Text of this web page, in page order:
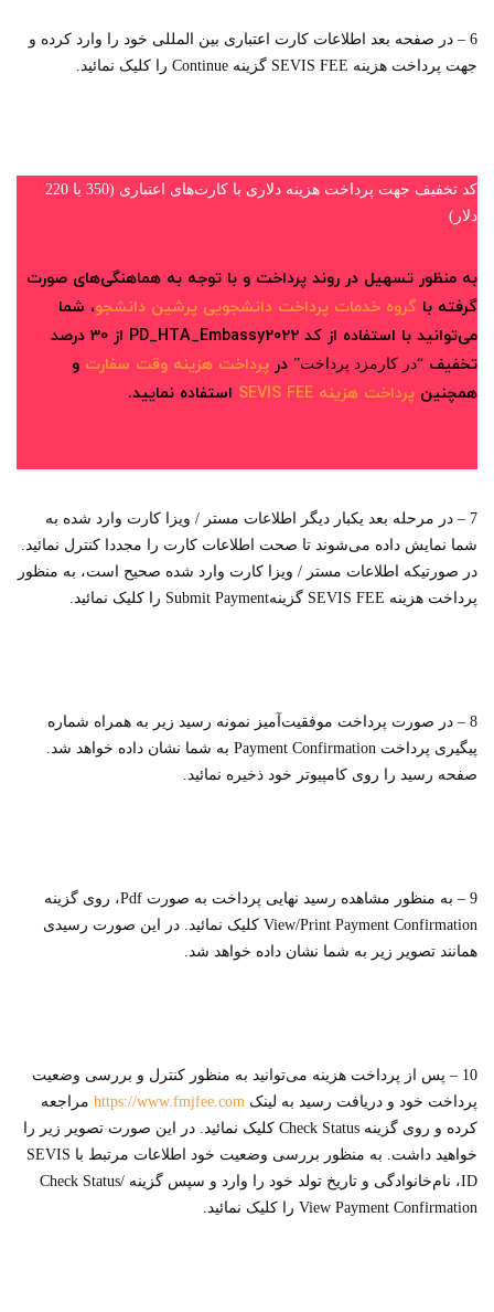
6 – در صفحه بعد اطلاعات کارت اعتباری بین المللی خود را وارد کرده و
جهت پرداخت هزینه SEVIS FEE گزینه Continue را کلیک نمائید.
کد تخفیف جهت پرداخت هزینه دلاری با کارت‌های اعتباری (350 یا 220
دلار)
به منظور تسهیل در روند پرداخت و با توجه به هماهنگی‌های صورت
گرفته با گروه خدمات پرداخت دانشجویی پرشین دانشجو، شما
می‌توانید با استفاده از کد PD_HTA_Embassy2022 از 30 درصد
تخفیف “در کارمزد پرداخت” در پرداخت هزینه وقت سفارت و
همچنین پرداخت هزینه SEVIS FEE استفاده نمایید.
7 – در مرحله بعد یکبار دیگر اطلاعات مستر / ویزا کارت وارد شده به
شما نمایش داده می‌شوند تا صحت اطلاعات کارت را مجددا کنترل نمائید.
در صورتیکه اطلاعات مستر / ویزا کارت وارد شده صحیح است، به منظور
پرداخت هزینه SEVIS FEE گزینهSubmit Payment را کلیک نمائید.
8 – در صورت پرداخت موفقیت‌آمیز نمونه رسید زیر به همراه شماره
پیگیری پرداخت Payment Confirmation به شما نشان داده خواهد شد.
صفحه رسید را روی کامپیوتر خود ذخیره نمائید.
9 – به منظور مشاهده رسید نهایی پرداخت به صورت Pdf، روی گزینه
View/Print Payment Confirmation کلیک نمائید. در این صورت رسیدی
همانند تصویر زیر به شما نشان داده خواهد شد.
10 – پس از پرداخت هزینه می‌توانید به منظور کنترل و بررسی وضعیت
پرداخت خود و دریافت رسید به لینک https://www.fmjfee.com مراجعه
کرده و روی گزینه Check Status کلیک نمائید. در این صورت تصویر زیر را
خواهید داشت. به منظور بررسی وضعیت خود اطلاعات مرتبط با SEVIS
ID، نام‌خانوادگی و تاریخ تولد خود را وارد و سپس گزینه Check Status/
View Payment Confirmation را کلیک نمائید.